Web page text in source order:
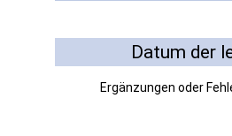
Datum der
Ergänzungen oder